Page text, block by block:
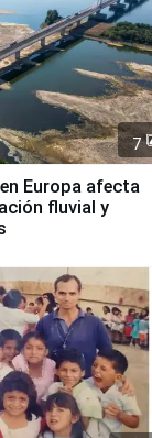
7
Europa afecta
fluvial y